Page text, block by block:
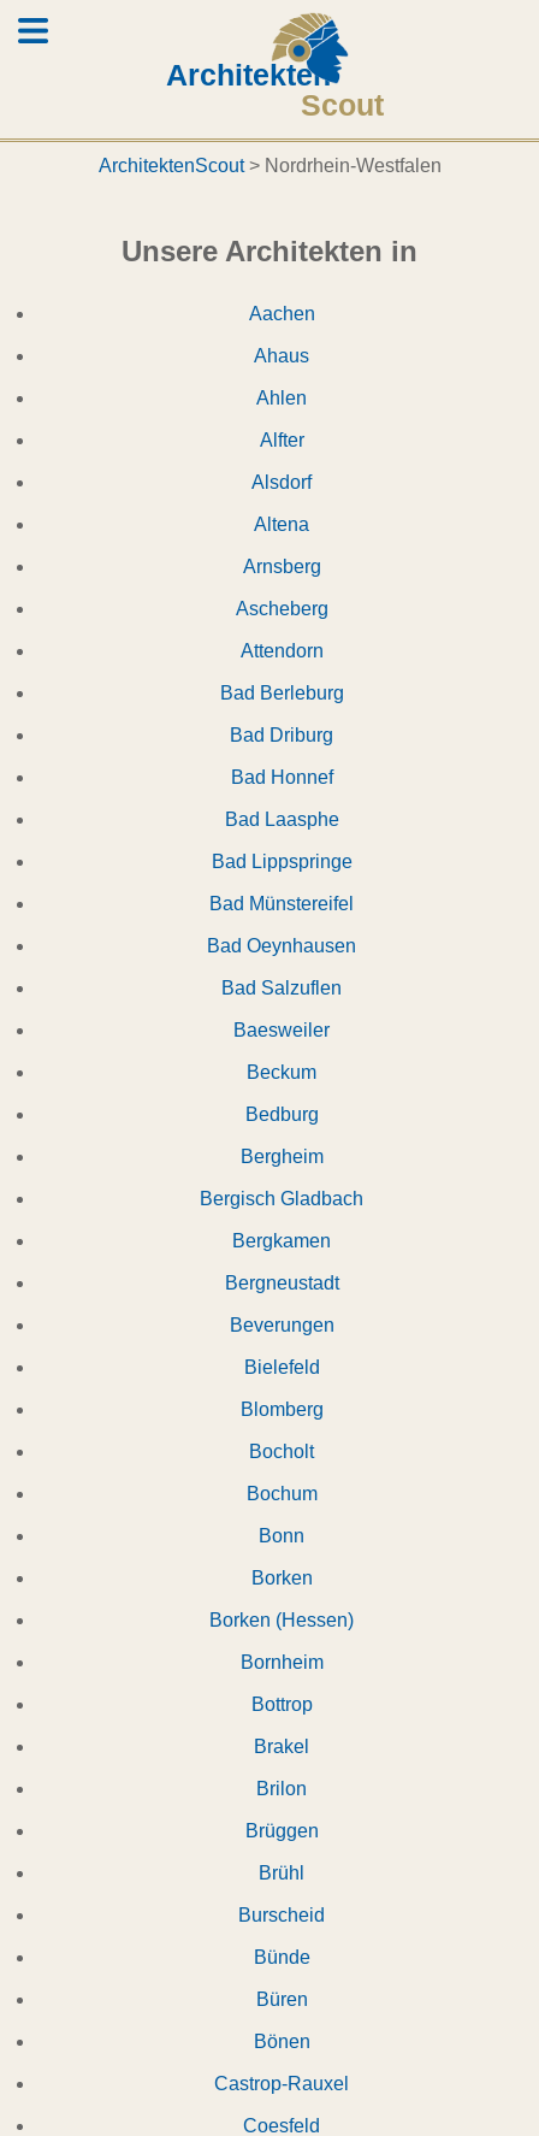
Architekten
Scout
ArchitektenScout> Nordrhein-Westfalen
Unsere Architekten in
Aachen
Ahaus
Ahlen
Alfter
Alsdorf
Altena
Arnsberg
Ascheberg
Attendorn
Bad Berleburg
Bad Driburg
Bad Honnef
Bad Laasphe
Bad Lippspringe
Bad Münstereifel
Bad Oeynhausen
Bad Salzuflen
Baesweiler
Beckum
Bedburg
Bergheim
Bergisch Gladbach
Bergkamen
Bergneustadt
Beverungen
Bielefeld
Blomberg
Bocholt
Bochum
Bonn
Borken
Borken (Hessen)
Bornheim
Bottrop
Brakel
Brilon
Brüggen
Brühl
Burscheid
Bünde
Büren
Bönen
Castrop-Rauxel
Coesfeld